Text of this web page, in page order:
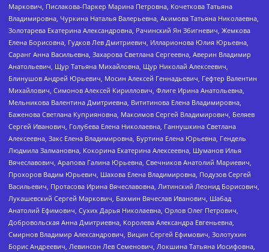
Маркович, Пислакова-Паркер Марина Петровна, Кочеткова Татьяна
Владимировна, Чуркина Наталья Валерьевна, Акимова Татьяна Николаевна,
Золотарева Екатерина Александровна, Рачинский Ян Збигневич, Жемкова
Елена Борисовна, Гудков Лев Дмитриевич, Илларионова Юлия Юрьевна,
Саранг Анна Васильевна, Захарова Светлана Сергеевна, Аверин Владимир
Анатольевич, Щур Татьяна Михайловна, Щур Николай Алексеевич,
Блинушов Андрей Юрьевич, Мосин Алексей Геннадьевич, Гефтер Валентин
Михайлович, Симонов Алексей Кириллович, Флиге Ирина Анатольевна,
Мельникова Валентина Дмитриевна, Вититинова Елена Владимировна,
Баженова Светлана Куприяновна, Максимов Сергей Владимирович, Беляев
Сергей Иванович, Голубева Елена Николаевна, Ганнушкина Светлана
Алексеевна, Закс Елена Владимировна, Буртина Елена Юрьевна, Гендель
Людмила Залмановна, Кокорина Екатерина Алексеевна, Шуманов Илья
Вячеславович, Арапова Галина Юрьевна, Свечников Анатолий Мариевич,
Прохоров Вадим Юрьевич, Шахова Елена Владимировна, Подузов Сергей
Васильевич, Протасова Ирина Вячеславовна, Литинский Леонид Борисович,
Лукашевский Сергей Маркович, Бахмин Вячеслав Иванович, Шабад
Анатолий Ефимович, Сухих Дарья Николаевна, Орлов Олег Петрович,
Добровольская Анна Дмитриевна, Королева Александра Евгеньевна,
Смирнов Владимир Александрович, Вицин Сергей Ефимович, Золотухин
Борис Андреевич, Левинсон Лев Семенович, Локшина Татьяна Иосифовна,